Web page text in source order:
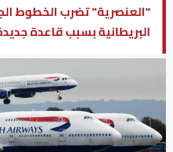
"العنصرية" تضرب الخطوط
البريطانية بسبب قاعدة